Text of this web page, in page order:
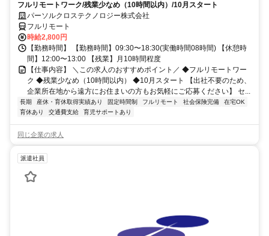
フルリモートワーク/残業少なめ（10時間以内）/10月スタート
パーソルクロステクノロジー株式会社
フルリモート
時給2,800円
【勤務時間】 【勤務時間】09:30〜18:30(実働時間08時間) 【休憩時
間】12:00〜13:00 【残業】月10時間程度
【仕事内容】 ＼この求人のおすすめポイント／ ◆フルリモートワー
ク ◆残業少なめ（10時間以内） ◆10月スタート 【出社不要のため、
企業所在地から遠方にお住まいの方もお気軽にご応募ください】 セ...
長期 産休・育休取得実績あり 固定時間制 フルリモート 社会保険完備
在宅OK
育休あり
交通費支給 育児サポートあり
同じ企業の求人
派遣社員